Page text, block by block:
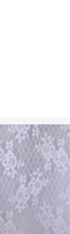
Ønsk